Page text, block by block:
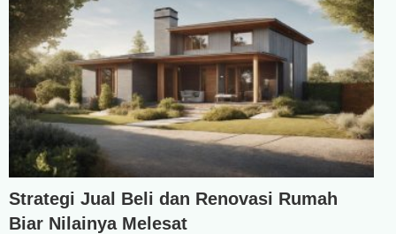
Strategi Jual Beli dan Renovasi Rumah
Biar Nilainya Melesat